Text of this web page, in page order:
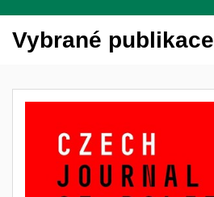
Vybrané publikace